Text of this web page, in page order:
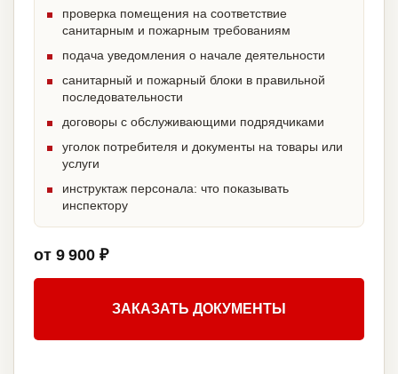
проверка помещения на соответствие
санитарным и пожарным требованиям
подача уведомления о начале деятельности
санитарный и пожарный блоки в правильной
последовательности
договоры с обслуживающими подрядчиками
уголок потребителя и документы на товары или
услуги
инструктаж персонала: что показывать
инспектору
от 9 900 ₽
ЗАКАЗАТЬ ДОКУМЕНТЫ